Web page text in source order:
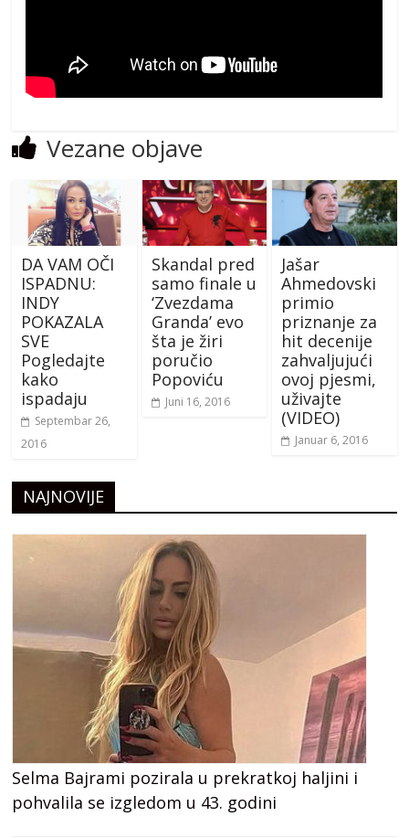
Vezane objave
DA VAM OČI
ISPADNU:
INDY
POKAZALA
SVE
Pogledajte
kako
ispadaju
Septembar 26,
2016
Skandal pred
samo finale u
‘Zvezdama
Granda’ evo
šta je žiri
poručio
Popoviću
Juni 16, 2016
Jašar
Ahmedovski
primio
priznanje za
hit decenije
zahvaljujući
ovoj pjesmi,
uživajte
(VIDEO)
Januar 6, 2016
NAJNOVIJE
Selma Bajrami pozirala u prekratkoj haljini i
pohvalila se izgledom u 43. godini